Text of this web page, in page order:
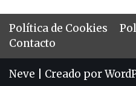
Política de Cookies
Contacto
Neve | Creado por